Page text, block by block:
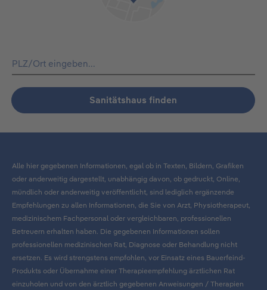
Sanitätshaus finden
Alle hier gegebenen Informationen, egal ob in Texten, Bildern, Grafiken
oder anderweitig dargestellt, unabhängig davon, ob gedruckt, Online,
mündlich oder anderweitig veröffentlicht, sind lediglich ergänzende
Empfehlungen zu allen Informationen, die Sie von Arzt, Physiotherapeut,
medizinischem Fachpersonal oder vergleichbaren, professionellen
Betreuern erhalten haben. Die gegebenen Informationen sollen
professionellen medizinischen Rat, Diagnose oder Behandlung nicht
ersetzen. Es wird strengstens empfohlen, vor Einsatz eines Bauerfeind-
Produkts oder Übernahme einer Therapieempfehlung ärztlichen Rat
einzuholen und von den ärztlich gegebenen Anweisungen / Therapien